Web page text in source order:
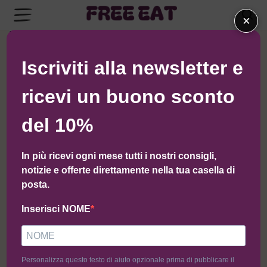
×
Iscriviti alla newsletter e
ricevi un buono sconto
del 10%
In più ricevi ogni mese tutti i nostri consigli,
notizie e offerte direttamente nella tua casella di
posta.
Inserisci NOME
Personalizza questo testo di aiuto opzionale prima di pubblicare il
Per rintracciare il tuo ordine inserisci il tuo ID ordine
sarà mostrata la ricevuta e l'email di conferma che
avresti dovuto ricevere.
Indirizzo email di fatturazione
Traccia